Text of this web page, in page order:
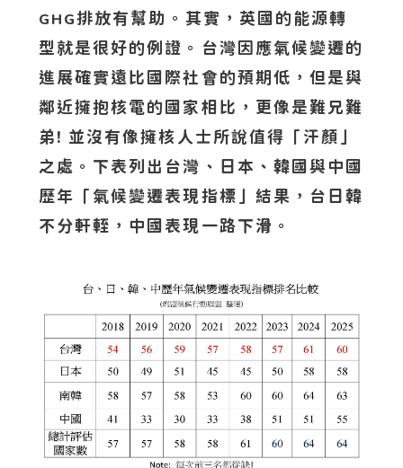
GHG排放有幫助。其實，英國的能源轉
型就是很好的例證。台灣因應氣候變遷的
進展確實遠比國際社會的預期低，但是與
鄰近擁抱核電的國家相比，更像是難兄難
弟! 並沒有像擁核人士所說值得「汗顏」
之處。下表列出台灣、日本、韓國與中國
歷年「氣候變遷表現指標」結果，台日韓
不分軒輊，中國表現一路下滑。